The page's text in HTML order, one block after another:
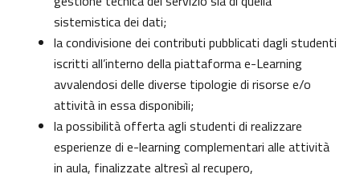
sistemistica dei dati;
la condivisione dei contributi pubblicati dagli studenti
iscritti all’interno della piattaforma e-Learning
avvalendosi delle diverse tipologie di risorse e/o
attività in essa disponibili;
la possibilità offerta agli studenti di realizzare
esperienze di e-learning complementari alle attività
in aula, finalizzate altresì al recupero,